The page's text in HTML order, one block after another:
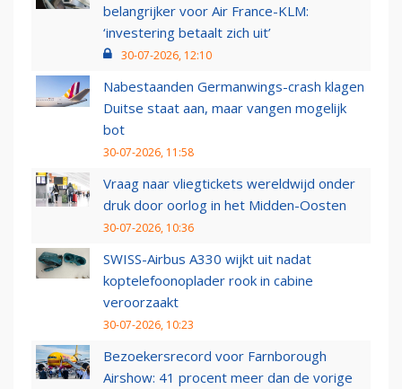
belangrijker voor Air France-KLM:
‘investering betaalt zich uit’
30-07-2026, 12:10
Nabestaanden Germanwings-crash klagen
Duitse staat aan, maar vangen mogelijk
bot
30-07-2026, 11:58
Vraag naar vliegtickets wereldwijd onder
druk door oorlog in het Midden-Oosten
30-07-2026, 10:36
SWISS-Airbus A330 wijkt uit nadat
koptelefoonoplader rook in cabine
veroorzaakt
30-07-2026, 10:23
Bezoekersrecord voor Farnborough
Airshow: 41 procent meer dan de vorige